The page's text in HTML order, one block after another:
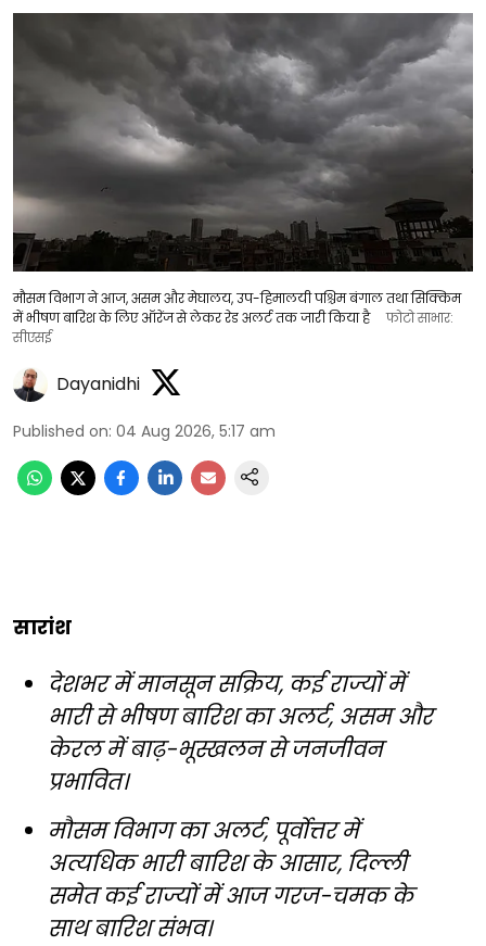
मौसम विभाग ने आज, असम और मेघालय, उप-हिमालयी पश्चिम बंगाल तथा सिक्किम
में भीषण बारिश के लिए ऑरेंज से लेकर रेड अलर्ट तक जारी किया है
फोटो साभार:
सीएसई
Dayanidhi
Published on: 04 Aug 2026, 5:17 am
सारांश
देशभर में मानसून सक्रिय, कई राज्यों में
भारी से भीषण बारिश का अलर्ट, असम और
केरल में बाढ़-भूस्खलन से जनजीवन
प्रभावित।
मौसम विभाग का अलर्ट, पूर्वोत्तर में
अत्यधिक भारी बारिश के आसार, दिल्ली
समेत कई राज्यों में आज गरज-चमक के
साथ बारिश संभव।